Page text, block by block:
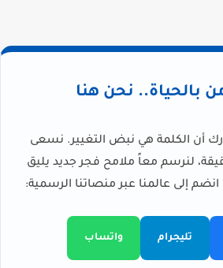
بالحياة.. نحن هنا
أن الكلمة هي نبض التغيير. نسعى
لنرسم معاً ملامح فجر جديد يليق
إلى عالمنا عبر منصاتنا الرسمية:
تليجرام واتساب